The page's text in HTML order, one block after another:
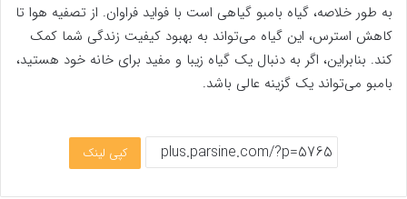
به طور خلاصه، گیاه بامبو گیاهی است با فواید فراوان. از تصفیه هوا تا
کاهش استرس، این گیاه می‌تواند به بهبود کیفیت زندگی شما کمک
کند. بنابراین، اگر به دنبال یک گیاه زیبا و مفید برای خانه خود هستید،
بامبو می‌تواند یک گزینه عالی باشد.
کپی لینک